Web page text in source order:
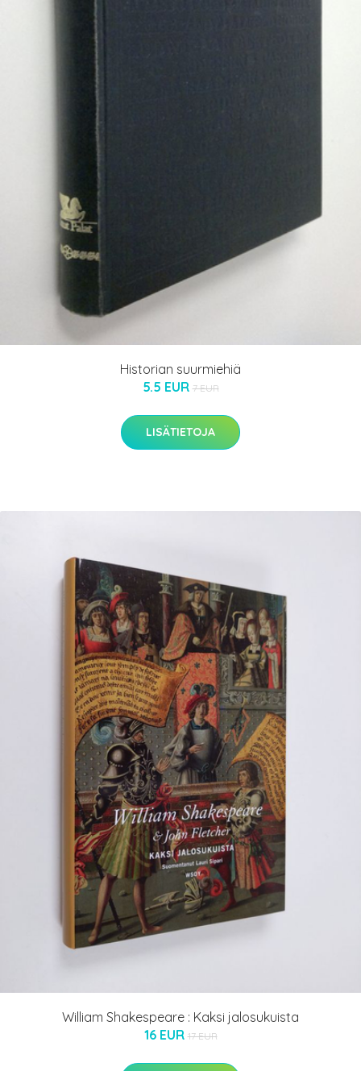
Historian suurmiehiä
5.5 EUR 7 EUR
LISÄTIETOJA
William Shakespeare : Kaksi jalosukuista
16 EUR 17 EUR